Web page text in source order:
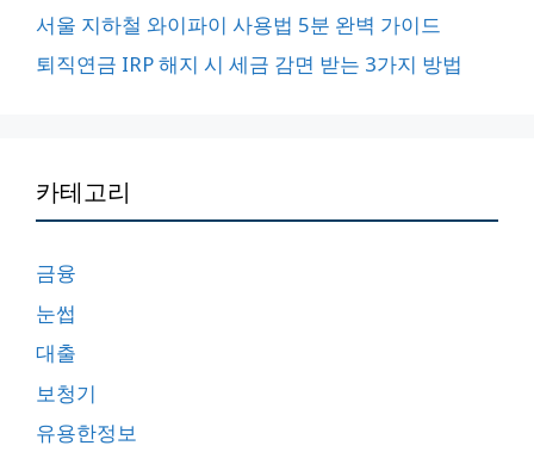
서울 지하철 와이파이 사용법 5분 완벽 가이드
퇴직연금 IRP 해지 시 세금 감면 받는 3가지 방법
카테고리
금융
눈썹
대출
보청기
유용한정보